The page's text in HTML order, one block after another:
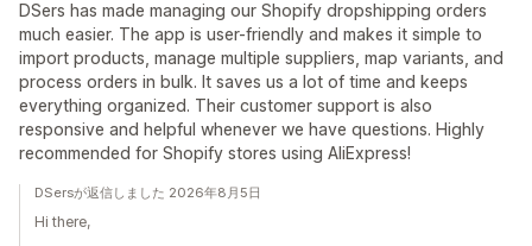
DSers has made managing our Shopify dropshipping orders
much easier. The app is user-friendly and makes it simple to
import products, manage multiple suppliers, map variants, and
process orders in bulk. It saves us a lot of time and keeps
everything organized. Their customer support is also
responsive and helpful whenever we have questions. Highly
recommended for Shopify stores using AliExpress!
DSersが返信しました 2026年8月5日
Hi there,